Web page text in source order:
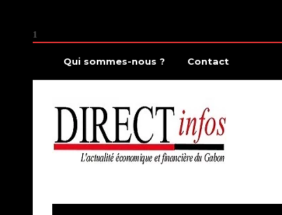
1
Qui sommes-nous ? Contact